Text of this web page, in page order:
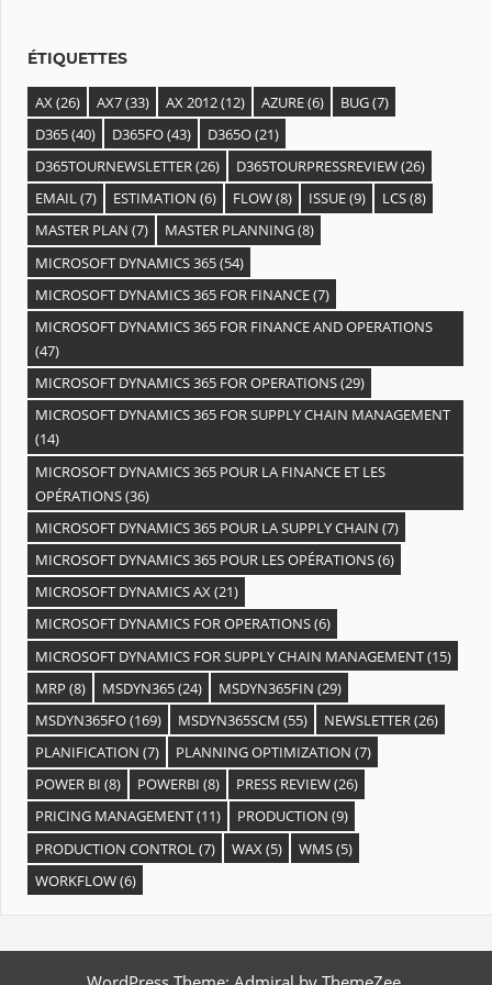
ÉTIQUETTES
AX(26) AX7(33) AX 2012(12) AZURE(6) BUG(7)
D365(40) D365FO(43) D365O(21)
D365TOURNEWSLETTER(26) D365TOURPRESSREVIEW(26)
EMAIL(7) ESTIMATION (6) FLOW(8) ISSUE(9) LCS(8)
MASTER PLAN (7) MASTER PLANNING(8)
MICROSOFT DYNAMICS 365(54)
MICROSOFT DYNAMICS 365 FOR FINANCE(7)
MICROSOFT DYNAMICS 365 FOR FINANCE AND OPERATIONS
(47)
MICROSOFT DYNAMICS 365 FOR OPERATIONS(29)
MICROSOFT DYNAMICS 365 FOR SUPPLY CHAIN MANAGEMENT
(14)
MICROSOFT DYNAMICS 365 POUR LA FINANCE ET LES
OPÉRATIONS(36)
MICROSOFT DYNAMICS 365 POUR LA SUPPLY CHAIN (7)
MICROSOFT DYNAMICS 365 POUR LES OPÉRATIONS(6)
MICROSOFT DYNAMICS AX(21)
MICROSOFT DYNAMICS FOR OPERATIONS(6)
MICROSOFT DYNAMICS FOR SUPPLY CHAIN MANAGEMENT(15)
MRP (8) MSDYN365(24) MSDYN365FIN (29)
MSDYN365FO(169) MSDYN365SCM (55) NEWSLETTER(26)
PLANIFICATION (7) PLANNING OPTIMIZATION (7)
POWER BI (8) POWERBI (8) PRESS REVIEW(26)
PRICING MANAGEMENT(11) PRODUCTION (9)
PRODUCTION CONTROL(7) WAX(5) WMS(5)
WORKFLOW(6)